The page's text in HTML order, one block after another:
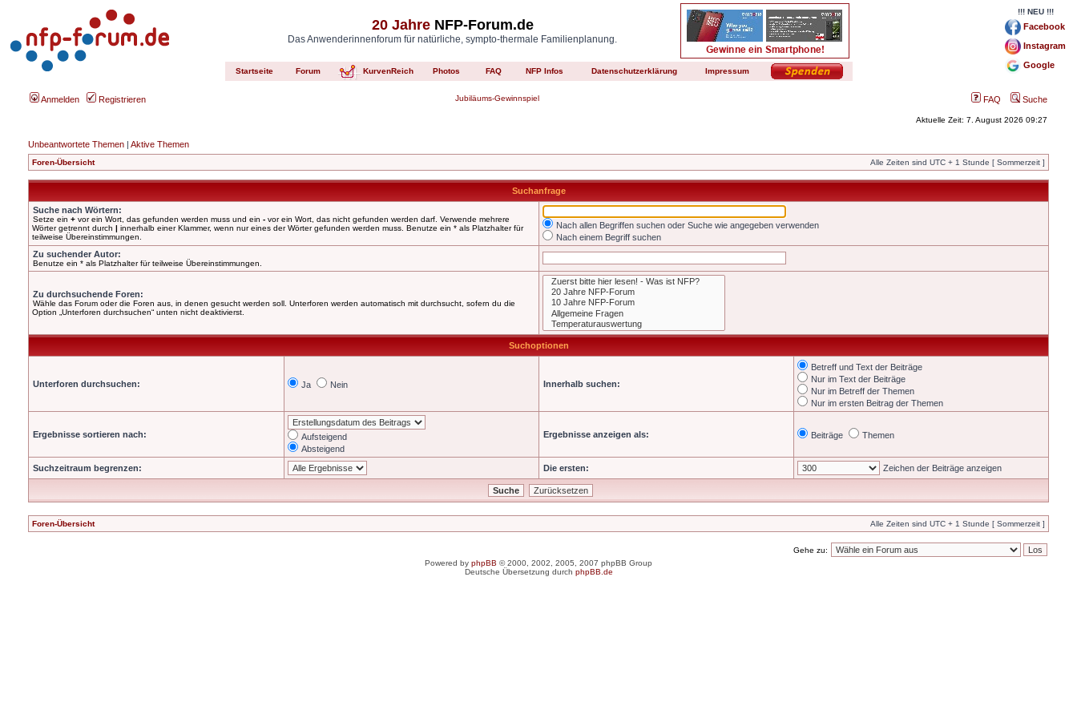
20 JahreNFP-Forum.de
Das Anwenderinnenforum für natürliche, sympto-thermale Familienplanung.
Startseite Forum KurvenReich Photos FAQ NFP Infos Datenschutzerklärung Impressum
!!! NEU !!!
Facebook
Instagram
Google
Anmelden Registrieren Jubiläums-Gewinnspiel FAQ Suche
Aktuelle Zeit: 7. August 2026 09:27
Unbeantwortete Themen | Aktive Themen
Foren-Übersicht Alle Zeiten sind UTC + 1 Stunde [ Sommerzeit ]
Suchanfrage
Suche nach Wörtern:
Setze ein + vor ein Wort, das gefunden werden muss und ein - vor ein Wort, das nicht gefunden werden darf. Verwende mehrere
Wörter getrennt durch | innerhalb einer Klammer, wenn nur eines der Wörter gefunden werden muss. Benutze ein * als Platzhalter für
teilweise Übereinstimmungen.
Nach allen Begriffen suchen oder Suche wie angegeben verwenden
Nach einem Begriff suchen
Zu suchender Autor:
Benutze ein * als Platzhalter für teilweise Übereinstimmungen.
Zu durchsuchende Foren:
Wähle das Forum oder die Foren aus, in denen gesucht werden soll. Unterforen werden automatisch mit durchsucht, sofern du die
Option „Unterforen durchsuchen“ unten nicht deaktivierst.
Suchoptionen
Unterforen durchsuchen: Ja Nein Innerhalb suchen:
Betreff und Text der Beiträge
Nur im Text der Beiträge
Nur im Betreff der Themen
Nur im ersten Beitrag der Themen
Ergebnisse sortieren nach:
Aufsteigend
Absteigend
Ergebnisse anzeigen als: Beiträge Themen
Suchzeitraum begrenzen: Die ersten: Zeichen der Beiträge anzeigen
Foren-Übersicht Alle Zeiten sind UTC + 1 Stunde [ Sommerzeit ]
Gehe zu:
Powered by phpBB © 2000, 2002, 2005, 2007 phpBB Group
Deutsche Übersetzung durch phpBB.de